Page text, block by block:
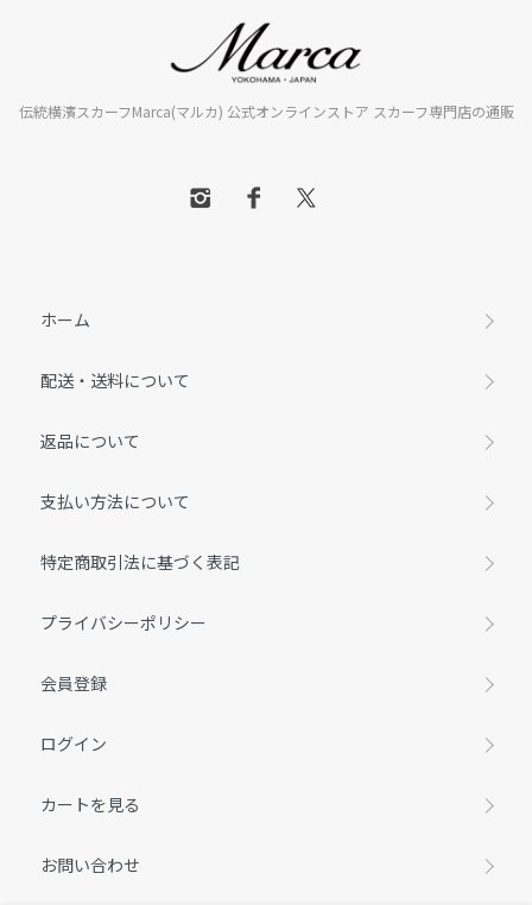
伝統横濱スカーフMarca(マルカ) 公式オンラインストア スカーフ専門店の通販
ホーム
配送・送料について
返品について
支払い方法について
特定商取引法に基づく表記
プライバシーポリシー
会員登録
ログイン
カートを見る
お問い合わせ